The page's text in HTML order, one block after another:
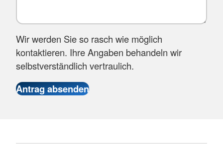
Wir werden Sie so rasch wie möglich
kontaktieren. Ihre Angaben behandeln wir
selbstverständlich vertraulich.